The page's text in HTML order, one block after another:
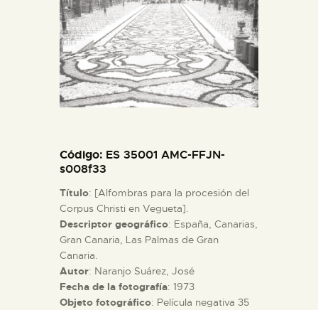
ACTIVIDADES
█
COLECCIONES
DIDÁCTICA
ESPAÑOL
Código: ES 35001 AMC-FFJN-
s008f33
Título: [Alfombras para la procesión del
Corpus Christi en Vegueta].
Descriptor geográfico: España, Canarias,
Gran Canaria, Las Palmas de Gran
Canaria.
Autor: Naranjo Suárez, José
Fecha de la fotografía: 1973
Objeto fotográfico: Película negativa 35